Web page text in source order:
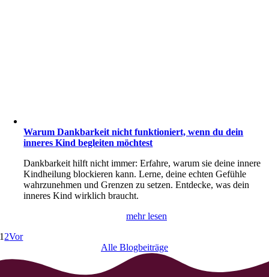
Warum Dankbarkeit nicht funktioniert, wenn du dein
inneres Kind begleiten möchtest
Dankbarkeit hilft nicht immer: Erfahre, warum sie deine innere
Kindheilung blockieren kann. Lerne, deine echten Gefühle
wahrzunehmen und Grenzen zu setzen. Entdecke, was dein
inneres Kind wirklich braucht.
mehr lesen
1 2Vor
Alle Blogbeiträge